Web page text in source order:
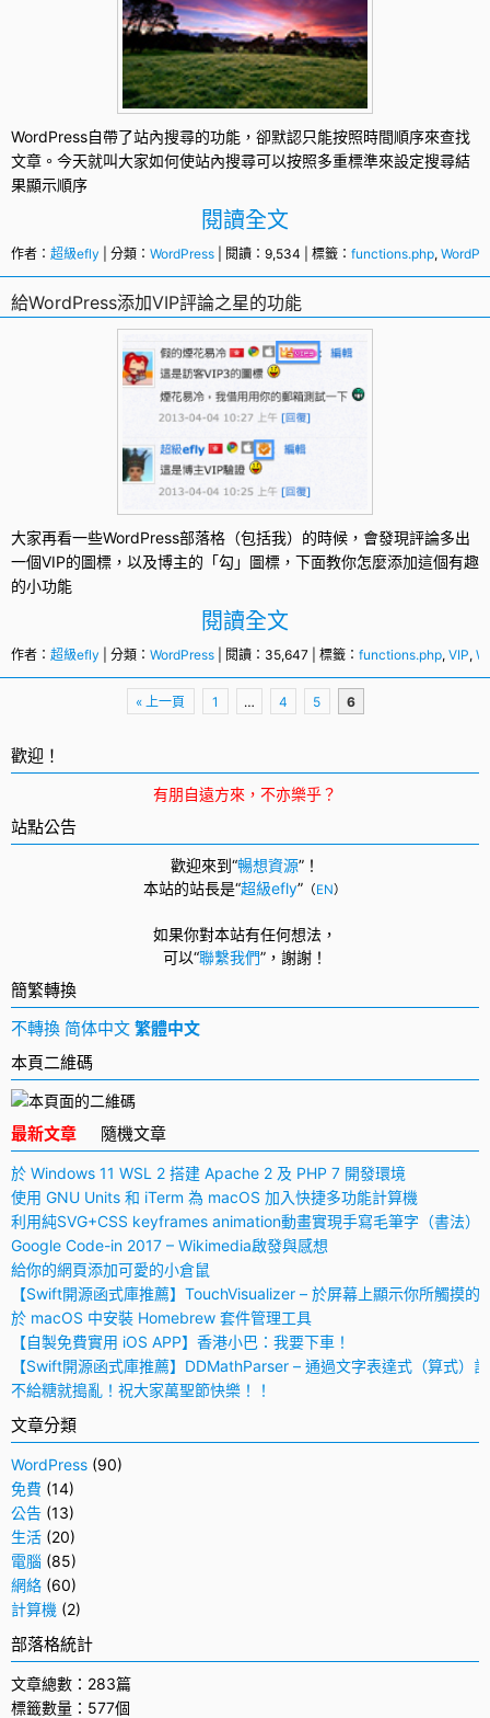
WordPress自帶了站內搜尋的功能，卻默認只能按照時間順序來查找
文章。今天就叫大家如何使站內搜尋可以按照多重標準來設定搜尋結
果顯示順序
閱讀全文
作者： 超級efly | 分類： WordPress | 閱讀：9,534 | 標籤： functions.php,
給WordPress添加VIP評論之星的功能
大家再看一些WordPress部落格（包括我）的時候，會發現評論多出
一個VIP的圖標，以及博主的「勾」圖標，下面教你怎麼添加這個有趣
的小功能
閱讀全文
作者： 超級efly | 分類： WordPress | 閱讀：35,647 | 標籤： functions.php, VIP,
導
航
« 上一頁 1 … 4 5 6
歡迎！
有朋自遠方來，不亦樂乎？
站點公告
歡迎來到“暢想資源”！
本站的站長是“超級efly” （EN）
如果你對本站有任何想法，
可以“聯繫我們”， 謝謝！
簡繁轉換
不轉換 简体中文 繁體中文
本頁二維碼
最新文章 隨機文章
於 Windows 11 WSL 2 搭建 Apache 2 及 PHP 7 開發環境
使用 GNU Units 和 iTerm 為 macOS 加入快捷多功能計算機
利用純SVG+CSS keyframes animation動畫實現手寫毛筆字（書法）
Google Code-in 2017 – Wikimedia啟發與感想
給你的網頁添加可愛的小倉鼠
【Swift開源函式庫推薦】TouchVisualizer – 於屏幕上顯示你所觸摸的
於 macOS 中安裝 Homebrew 套件管理工具
【自製免費實用 iOS APP】香港小巴：我要下車！
【Swift開源函式庫推薦】DDMathParser – 通過文字表達式（算式）
不給糖就搗亂！祝大家萬聖節快樂！！
文章分類
WordPress (90)
免費 (14)
公告 (13)
生活 (20)
電腦 (85)
網絡 (60)
計算機 (2)
部落格統計
文章總數：283篇
標籤數量：577個